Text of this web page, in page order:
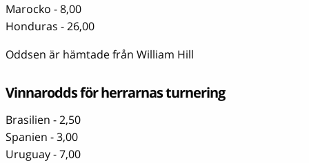
Marocko - 8,00
Honduras - 26,00
Oddsen är hämtade från William Hill
Vinnarodds för herrarnas turnering
Brasilien - 2,50
Spanien - 3,00
Uruguay - 7,00